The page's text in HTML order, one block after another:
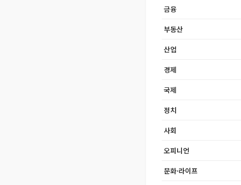
금융
부동산
산업
경제
국제
정치
사회
오피니언
문화·라이프